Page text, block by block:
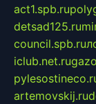
act1.spb.ru
detsad125.ru
council.spb.ru
iclub.net.ru
artemovskij.ru